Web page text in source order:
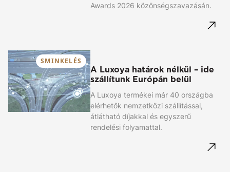
Awards 2026 közönségszavazásán.
SMINKELÉS
A Luxoya határok nélkül – ide
szállítunk Európán belül
A Luxoya termékei már 40 országba
elérhetők nemzetközi szállítással,
átlátható díjakkal és egyszerű
rendelési folyamattal.